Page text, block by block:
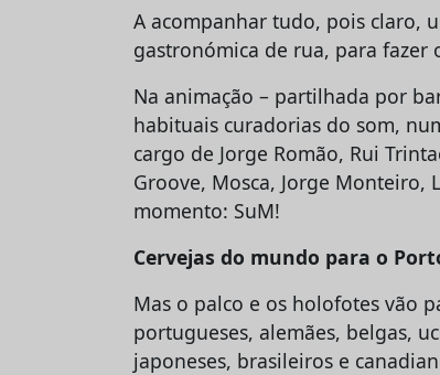
A acompanhar tudo, pois claro,
gastronómica de rua, para fazer
Na animação – partilhada por
habituais curadorias do som,
cargo de Jorge Romão, Rui
Groove, Mosca, Jorge Monteiro,
momento: SuM!
Cervejas do mundo para o
Mas o palco e os holofotes vão
portugueses, alemães, belgas,
japoneses, brasileiros e